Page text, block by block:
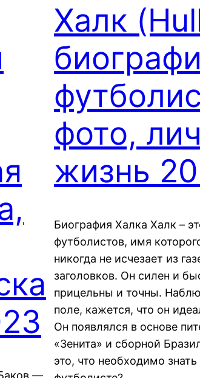
—
Халк
фото,
жизнь
Биография Халка Халк –
футболистов, имя
никогда не исчезает из
заголовков. Он силен и
прицельны и точны.
поле, кажется, что он
Он появлялся в основе
«Зенита» и сборной
это, что необходимо знать